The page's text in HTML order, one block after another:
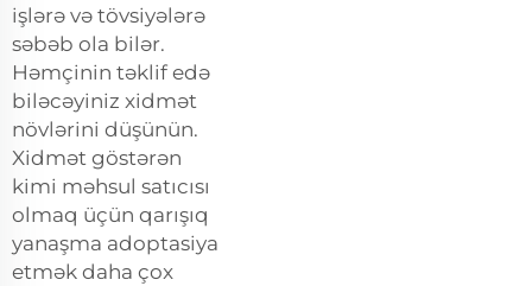
işlərə və tövsiyələrə
səbəb ola bilər.
Həmçinin təklif edə
biləcəyiniz xidmət
növlərini düşünün.
Xidmət göstərən
kimi məhsul satıcısı
olmaq üçün qarışıq
yanaşma adoptasiya
etmək daha çox